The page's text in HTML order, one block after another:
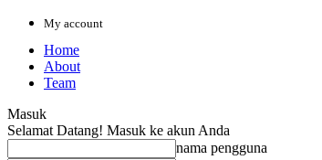
My account
Home
About
Team
Masuk
Selamat Datang! Masuk ke akun Anda
nama pengguna